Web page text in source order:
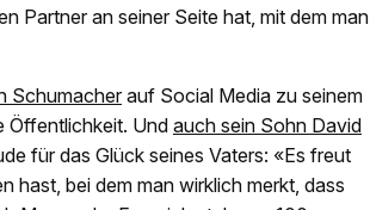
Partner an seiner Seite hat, mit dem man
Schumacher auf Social Media zu seinem
Öffentlichkeit. Und auch sein Sohn David
für das Glück seines Vaters: «Es freut
hast, bei dem man wirklich merkt, dass